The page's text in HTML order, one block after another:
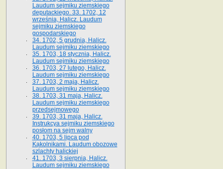
Laudum sejmiku ziemskiego
deputackiego. 33. 1702, 12
września, Halicz. Laudum
sejmiku ziemskiego
gospodarskiego
34. 1702, 5 grudnia, Halicz.
Laudum sejmiku ziemskiego
35. 1703, 18 stycznia, Halicz.
Laudum sejmiku ziemskiego
36. 1703, 27 lutego, Halicz.
Laudum sejmiku ziemskiego
37. 1703, 2 maja, Halicz.
Laudum sejmiku ziemskiego
38. 1703, 31 maja, Halicz.
Laudum sejmiku ziemskiego
przedsejmowego
39. 1703, 31 maja, Halicz.
Instrukcya sejmiku ziemskiego
posłom na sejm walny
40. 1703, 5 lipca pod
Kąkolnikami. Laudum obozowe
szlachty halickiej
41­. 1703, 3 sierpnia, Halicz.
Laudum sejmiku ziemskiego